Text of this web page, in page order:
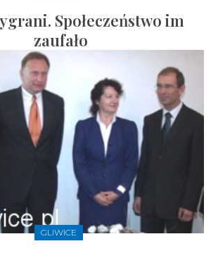
Społeczeństwo im
zaufało
GLIWICE